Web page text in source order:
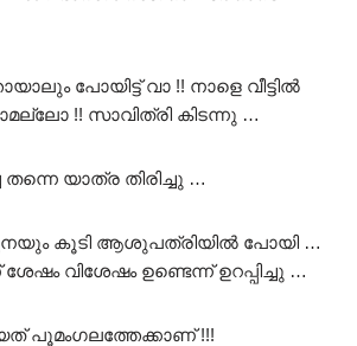
പോയിട്ട് വാ !! നാളെ വീട്ടിൽ
!! സാവിത്രി കിടന്നു …
യാത്ര തിരിച്ചു …
കൂടി ആശുപത്രിയിൽ പോയി …
വിശേഷം ഉണ്ടെന്ന് ഉറപ്പിച്ചു …
പൂമംഗലത്തേക്കാണ് !!!